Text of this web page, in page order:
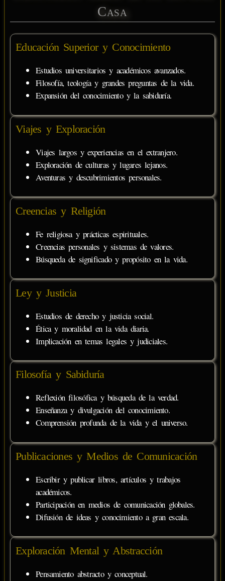
Casa
Educación Superior y Conocimiento
Estudios universitarios y académicos avanzados.
Filosofía, teología y grandes preguntas de la vida.
Expansión del conocimiento y la sabiduría.
Viajes y Exploración
Viajes largos y experiencias en el extranjero.
Exploración de culturas y lugares lejanos.
Aventuras y descubrimientos personales.
Creencias y Religión
Fe religiosa y prácticas espirituales.
Creencias personales y sistemas de valores.
Búsqueda de significado y propósito en la vida.
Ley y Justicia
Estudios de derecho y justicia social.
Ética y moralidad en la vida diaria.
Implicación en temas legales y judiciales.
Filosofía y Sabiduría
Reflexión filosófica y búsqueda de la verdad.
Enseñanza y divulgación del conocimiento.
Comprensión profunda de la vida y el universo.
Publicaciones y Medios de Comunicación
Escribir y publicar libros, artículos y trabajos
académicos.
Participación en medios de comunicación globales.
Difusión de ideas y conocimiento a gran escala.
Exploración Mental y Abstracción
Pensamiento abstracto y conceptual.